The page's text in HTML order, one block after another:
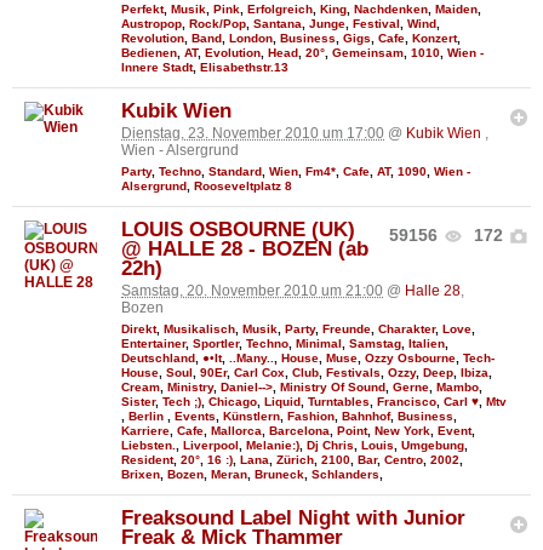
Perfekt, Musik Pink Erfolgreich King Nachdenken Maiden
Austropop Rock/Pop Santana Junge Festival Wind
Revolution Band London Business Gigs Cafe Konzert,
Bedienen AT, Evolution Head 20° Gemeinsam 1010 Wien -
Innere Stadt, Elisabethstr.13
Kubik Wien
Dienstag, 23. November 2010 um 17:00 @ Kubik Wien ,
Wien - Alsergrund
Party, Techno Standard Wien Fm4* Cafe AT, 1090 Wien -
Alsergrund Rooseveltplatz 8
59156 172
LOUIS OSBOURNE (UK)
@ HALLE 28 - BOZEN (ab
22h)
Samstag, 20. November 2010 um 21:00 @ Halle 28,
Bozen
Direkt, Musikalisch, Musik, Party, Freunde, Charakter, Love,
Entertainer, Sportler, Techno, Minimal, Samstag, Italien,
Deutschland, ●•It, ..Many.., House, Muse, Ozzy Osbourne, Tech-
House, Soul, 90Er, Carl Cox, Club, Festivals, Ozzy, Deep, Ibiza,
Cream, Ministry, Daniel-->, Ministry Of Sound, Gerne, Mambo,
Sister, Tech ;), Chicago, Liquid, Turntables, Francisco, Carl ♥, Mtv
, Berlin , Events, Künstlern, Fashion, Bahnhof, Business,
Karriere, Cafe, Mallorca, Barcelona, Point, New York, Event,
Liebsten., Liverpool, Melanie:), Dj Chris, Louis, Umgebung,
Resident, 20°, 16 :), Lana, Zürich, 2100, Bar, Centro, 2002,
Brixen, Bozen, Meran, Bruneck, Schlanders,
Freaksound Label Night with Junior
Freak & Mick Thammer